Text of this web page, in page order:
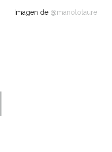
Imagen de @manolotaure